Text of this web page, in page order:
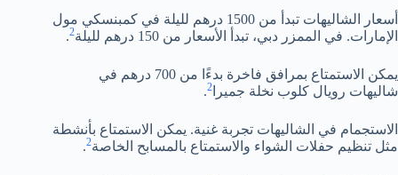
أسعار الشاليهات تبدأ من 1500 درهم لليلة في كمبنسكي مول
الإمارات. في الممزر دبي، تبدأ الأسعار من 150 درهم لليلة
2
.
يمكن الاستمتاع بمرافق فاخرة بدءًا من 700 درهم في
شاليهات رويال كلوب نخلة جميرا
2
.
الاستجمام في الشاليهات تجربة غنية. يمكن الاستمتاع بأنشطة
مثل تنظيم حفلات الشواء والاستمتاع بالمسابح الخاصة2
.